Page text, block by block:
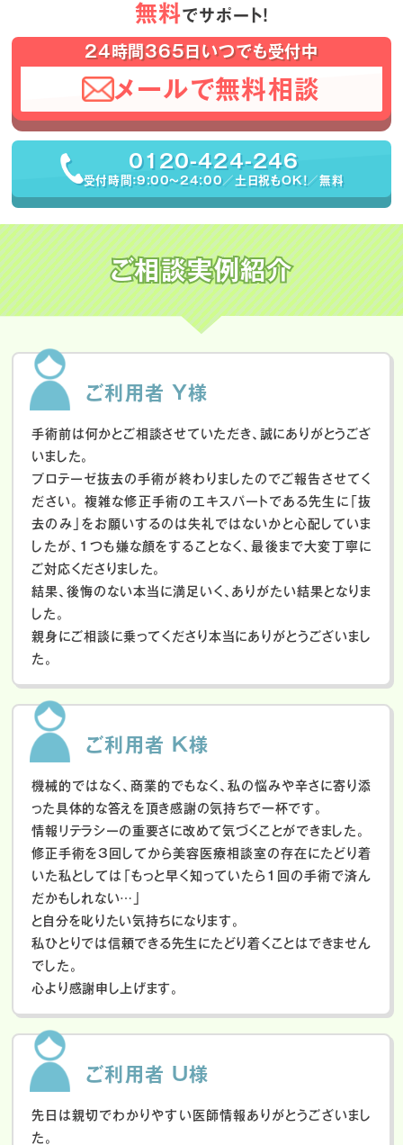
無料でサポート！
24時間365日いつでも受付中
メールで無料相談
0120-424-246
受付時間：9:00〜24:00／土日祝もOK！／無料
ご相談実例紹介
ご利用者 Y様
手術前は何かとご相談させていただき、誠にありがとうござ
いました。
プロテーゼ抜去の手術が終わりましたのでご報告させてく
ださい。
複雑な修正手術のエキスパートである先生に「抜
去のみ」をお願いするのは失礼ではないかと心配していま
したが、１つも嫌な顔をすることなく、最後まで大変丁寧に
ご対応くださりました。
結果、後悔のない本当に満足いく、ありがたい結果となりま
した。
親身にご相談に乗ってくださり本当にありがとうございまし
た。
ご利用者 K様
機械的ではなく、商業的でもなく、私の悩みや辛さに寄り添
った具体的な答えを頂き感謝の気持ちで一杯です。
情報リテラシーの重要さに改めて気づくことができました。
修正手術を3回してから美容医療相談室の存在にたどり着
いた私としては「もっと早く知っていたら1回の手術で済ん
だかもしれない…」
と自分を叱りたい気持ちになります。
私ひとりでは信頼できる先生にたどり着くことはできません
でした。
心より感謝申し上げます。
ご利用者 U様
先日は親切でわかりやすい医師情報ありがとうございまし
た。